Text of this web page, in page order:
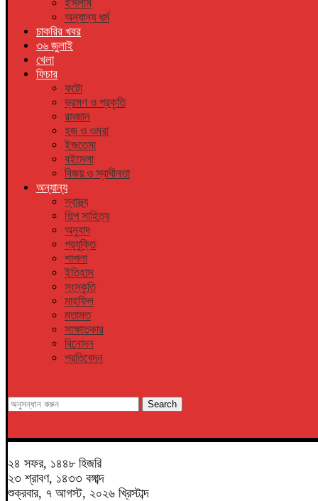
ইসলাম
অন্যান্য ধর্ম
চাকরির খবর
৩৬ জুলাই
খেলা
ফিচার
ফটো
ভ্রমণ ও প্রকৃতি
রমজান
হজ ও ওমরা
ইজতেমা
বইমেলা
বিজয় ও স্বাধীনতা
অন্যান্য
স্বাস্থ্য
শিল্প সাহিত্য
অনুবাদ
প্রযুক্তি
শাপলা
ইতিহাস
সংস্কৃতি
মাহফিল
মতামত
সাক্ষাতকার
বিনোদন
প্রতিবেদন
Search
২৪ সফর, ১৪৪৮ হিজরি
২৩ শ্রাবণ, ১৪৩৩ বঙ্গাব্দ
শুক্রবার, ৭ আগস্ট, ২০২৬ খ্রিস্টাব্দ